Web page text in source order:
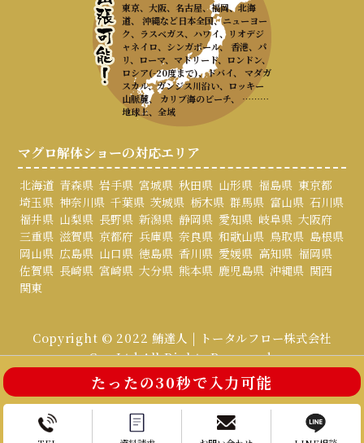
お電話はこちら お問い合わせ
たったの30秒で入力可能
東京、大阪、名古屋、福岡、北海
道、 沖縄など日本全国、ニューヨー
ク、ラスベガス、ハワイ、リオデジ
ャネイロ、シンガポール、 香港、パ
リ、ローマ、マドリード、ロンドン、
ロシア(-20度まで)、ドバイ、 マダガ
スカル、ガンジス川沿い、ロッキー
山脈麓、 カリブ海のビーチ、 ………
地球上、全域
マグロ解体ショーの対応エリア
北海道 青森県 岩手県 宮城県 秋田県 山形県 福島県 東京都
埼玉県 神奈川県 千葉県 茨城県 栃木県 群馬県 富山県 石川県
福井県 山梨県 長野県 新潟県 静岡県 愛知県 岐阜県 大阪府
三重県 滋賀県 京都府 兵庫県 奈良県 和歌山県 鳥取県 島根県
岡山県 広島県 山口県 徳島県 香川県 愛媛県 高知県 福岡県
佐賀県 長崎県 宮崎県 大分県 熊本県 鹿児島県 沖縄県 関西
関東
Copyright © 2022 鮪達人 | トータルフロー株式会社
Co., Ltd All Rights Reserved.